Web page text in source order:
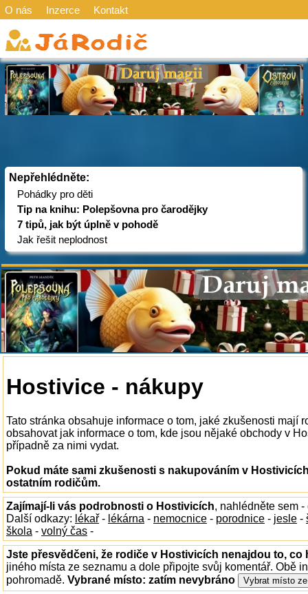
O nás Inzerce Kontakt
Nepřehlédněte:
Pohádky pro děti
Tip na knihu: Polepšovna pro čarodějky
7 tipů, jak být úplně v pohodě
Jak řešit neplodnost
Hostivice - nákupy
Tato stránka obsahuje informace o tom, jaké zkušenosti mají
obsahovat jak informace o tom, kde jsou nějaké obchody v
případně za nimi vydat.
Pokud máte sami zkušenosti s nakupováním v
ostatním rodičům.
Zajímají-li vás podrobnosti o Hostivicích, nahlédněte sem
Další odkazy: lékař - lékárna - nemocnice - porodnice - jesle -
škola - volný čas -
Jste přesvědčeni, že rodiče v Hostivicích nenajdou to, co
jiného místa ze seznamu a dole připojte svůj komentář. Obě
pohromadě. Vybrané místo: zatím nevybráno